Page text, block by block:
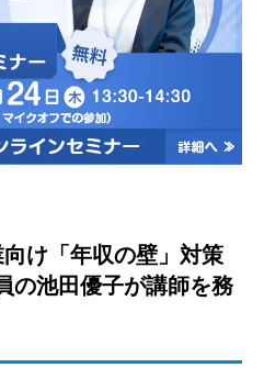
け「年収の壁」対策
の池田優子が講師を務